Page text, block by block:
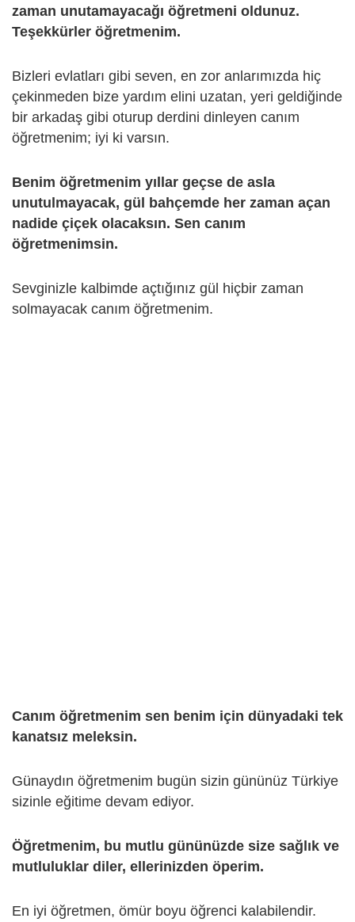
zaman unutamayacağı öğretmeni oldunuz.
Teşekkürler öğretmenim.
Bizleri evlatları gibi seven, en zor anlarımızda hiç
çekinmeden bize yardım elini uzatan, yeri geldiğinde
bir arkadaş gibi oturup derdini dinleyen canım
öğretmenim; iyi ki varsın.
Benim öğretmenim yıllar geçse de asla
unutulmayacak, gül bahçemde her zaman açan
nadide çiçek olacaksın. Sen canım
öğretmenimsin.
Sevginizle kalbimde açtığınız gül hiçbir zaman
solmayacak canım öğretmenim.
Canım öğretmenim sen benim için dünyadaki tek
kanatsız meleksin.
Günaydın öğretmenim bugün sizin gününüz Türkiye
sizinle eğitime devam ediyor.
Öğretmenim, bu mutlu gününüzde size sağlık ve
mutluluklar diler, ellerinizden öperim.
En iyi öğretmen, ömür boyu öğrenci kalabilendir.